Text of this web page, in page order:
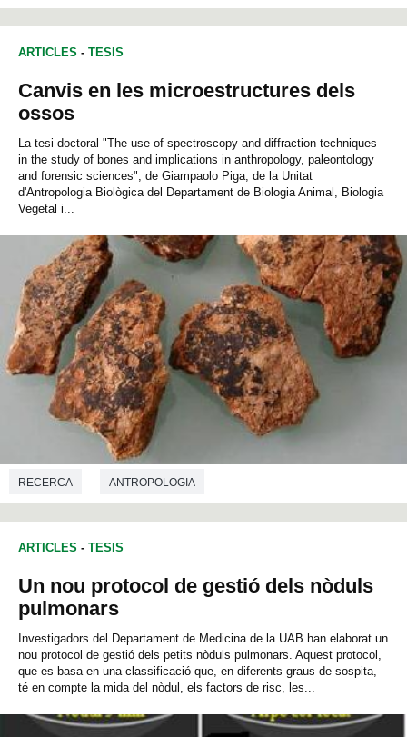
CIÈNCIES DE L'EDUCACIÓ
ARTICLES - TESIS
Canvis en les microestructures dels
ossos
La tesi doctoral "The use of spectroscopy and diffraction techniques
in the study of bones and implications in anthropology, paleontology
and forensic sciences", de Giampaolo Piga, de la Unitat
d'Antropologia Biològica del Departament de Biologia Animal, Biologia
Vegetal i...
RECERCA ANTROPOLOGIA
ARTICLES - TESIS
Un nou protocol de gestió dels nòduls
pulmonars
Investigadors del Departament de Medicina de la UAB han elaborat un
nou protocol de gestió dels petits nòduls pulmonars. Aquest protocol,
que es basa en una classificació que, en diferents graus de sospita,
té en compte la mida del nòdul, els factors de risc, les...